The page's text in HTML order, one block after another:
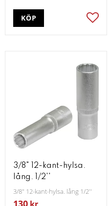
KÖP
3/8" 12-kant-hylsa.
lång. 1/2''
3/8" 12-kant-hylsa. lång 1/2''
130